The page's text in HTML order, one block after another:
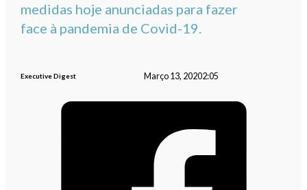
medidas hoje anunciadas para fazer
face à pandemia de Covid-19.
Executive Digest Março 13, 20202:05